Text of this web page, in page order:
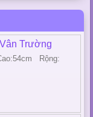
Trường
Rộng: